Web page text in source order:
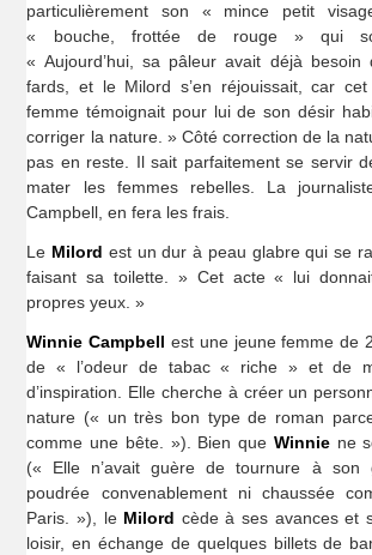
particulièrement son « mince petit
« bouche, frottée de rouge » qui
« Aujourd’hui, sa pâleur avait déjà
fards, et le Milord s’en réjouissait, car
femme témoignait pour lui de son désir
corriger la nature. » Côté correction de la
pas en reste. Il sait parfaitement se servir
mater les femmes rebelles. La
Campbell, en fera les frais.
Le Milord est un dur à peau glabre qui se
faisant sa toilette. » Cet acte « lui
propres yeux. »
Winnie Campbell est une jeune femme de
de « l’odeur de tabac « riche » et de
d’inspiration. Elle cherche à créer un
nature (« un très bon type de roman
comme une bête. »). Bien que Winniene
(« Elle n’avait guère de tournure à son
poudrée convenablement ni chaussée
Paris. »), le Milord cède à ses avances et
loisir, en échange de quelques billets de